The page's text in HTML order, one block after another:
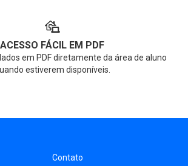
ACESSO FÁCIL EM PDF
em PDF diretamente da área de aluno
estiverem disponíveis.
Contato